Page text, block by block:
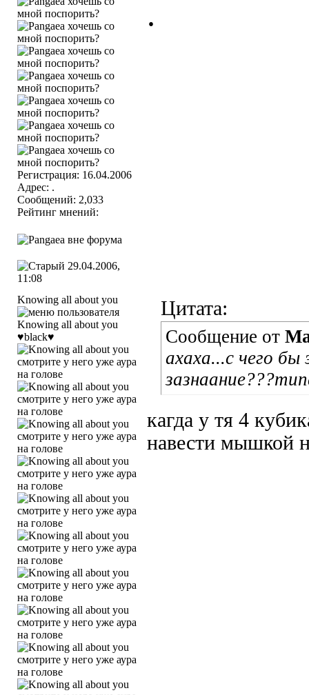
Регистрация: 16.04.2006
Адрес: .
Сообщений: 2,033
Рейтинг мнений:
.
29.04.2006,
11:08
Knowing all about you
♥black♥
Цитата:
Сообщение от
ахаха...с чего
кагда у тя 4
навести мышкой